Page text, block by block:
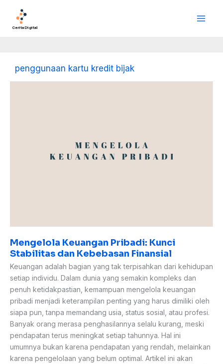
kontenCerita Digital
penggunaan kartu kredit bijak
Mengelola Keuangan Pribadi: Kunci
Stabilitas dan Kebebasan Finansial
Keuangan adalah bagian yang tak terpisahkan dari kehidupan
setiap individu. Dalam dunia yang semakin kompleks dan
penuh ketidakpastian, kemampuan mengelola keuangan
pribadi menjadi keterampilan penting yang harus dimiliki oleh
siapa pun, tanpa memandang usia, status sosial, atau profesi.
Banyak orang merasa penghasilannya selalu kurang, meski
pendapatan terus meningkat setiap tahunnya. Hal ini
umumnya bukan karena pendapatan yang rendah, melainkan
karena pengelolaan yang belum optimal. Artikel ini akan